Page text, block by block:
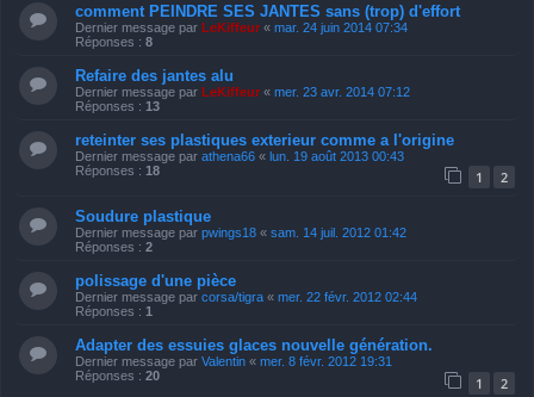
comment PEINDRE SES JANTES sans (trop) d'effort
Dernier message par LeKiffeur « mar. 24 juin 2014 07:34
Réponses : 8
Refaire des jantes alu
Dernier message par LeKiffeur « mer. 23 avr. 2014 07:12
Réponses : 13
reteinter ses plastiques exterieur comme a l'origine
Dernier message par athena66 « lun. 19 août 2013 00:43
Réponses : 18 1 2
Soudure plastique
Dernier message par pwings18 « sam. 14 juil. 2012 01:42
Réponses : 2
polissage d'une pièce
Dernier message par corsa/tigra « mer. 22 févr. 2012 02:44
Réponses : 1
Adapter des essuies glaces nouvelle génération.
Dernier message par Valentin « mer. 8 févr. 2012 19:31
Réponses : 20 1 2